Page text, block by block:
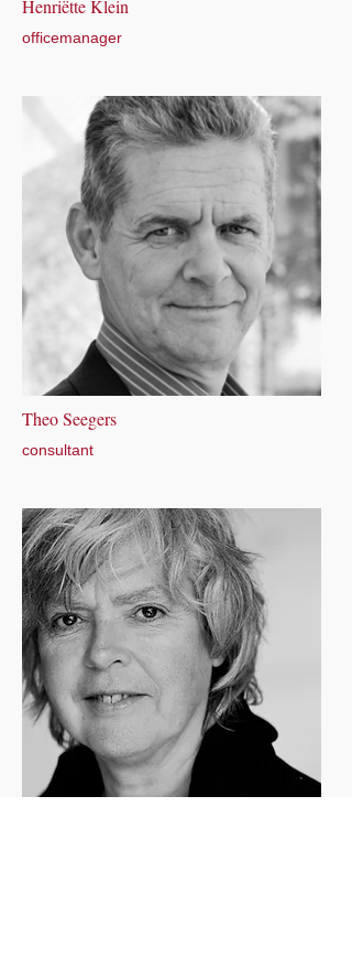
Henriëtte Klein
officemanager
Theo Seegers
consultant